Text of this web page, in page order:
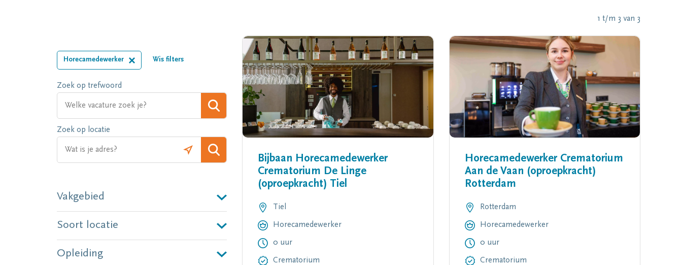
Horecamedewerker Wis filters
Zoek op trefwoord
Zoek op locatie
Vakgebied
Soort locatie
Opleiding
1 t/m 3 van 3
Bijbaan Horecamedewerker
Crematorium De Linge
(oproepkracht) Tiel
Tiel
Horecamedewerker
0 uur
Crematorium
Horecamedewerker Crematorium
Aan de Vaan (oproepkracht)
Rotterdam
Rotterdam
Horecamedewerker
0 uur
Crematorium